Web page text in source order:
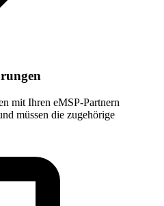
mit Ihren eMSP-Partnern
müssen die zugehörige